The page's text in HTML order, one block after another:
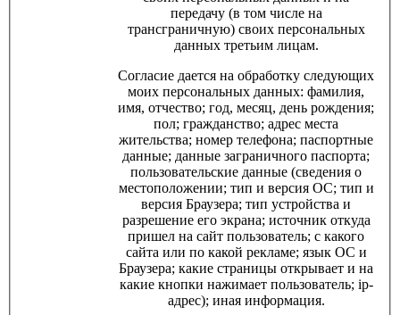
передачу (в том числе на
трансграничную) своих персональных
данных третьим лицам.
Согласие дается на обработку следующих
моих персональных данных: фамилия,
имя, отчество; год, месяц, день рождения;
пол; гражданство; адрес места
жительства; номер телефона; паспортные
данные; данные заграничного паспорта;
пользовательские данные (сведения о
местоположении; тип и версия ОС; тип и
версия Браузера; тип устройства и
разрешение его экрана; источник откуда
пришел на сайт пользователь; с какого
сайта или по какой рекламе; язык ОС и
Браузера; какие страницы открывает и на
какие кнопки нажимает пользователь; ip-
адрес); иная информация.